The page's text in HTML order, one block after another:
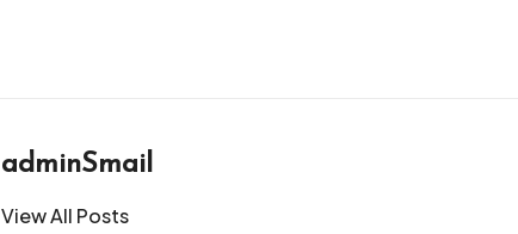
adminSmail
View All Posts